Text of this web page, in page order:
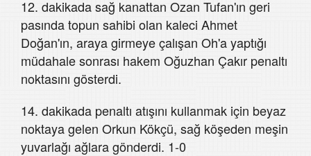
12. dakikada sağ kanattan Ozan Tufan'ın geri
pasında topun sahibi olan kaleci Ahmet
Doğan'ın, araya girmeye çalışan Oh'a yaptığı
müdahale sonrası hakem Oğuzhan Çakır penaltı
noktasını gösterdi.
14. dakikada penaltı atışını kullanmak için beyaz
noktaya gelen Orkun Kökçü, sağ köşeden meşin
yuvarlağı ağlara gönderdi. 1-0